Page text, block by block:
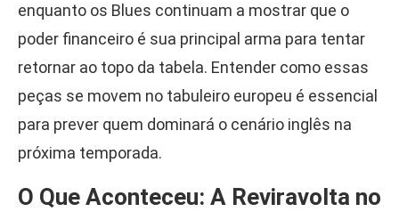
enquanto os Blues continuam a mostrar que o
poder financeiro é sua principal arma para tentar
retornar ao topo da tabela. Entender como essas
peças se movem no tabuleiro europeu é essencial
para prever quem dominará o cenário inglês na
próxima temporada.
O Que Aconteceu: A Reviravolta no